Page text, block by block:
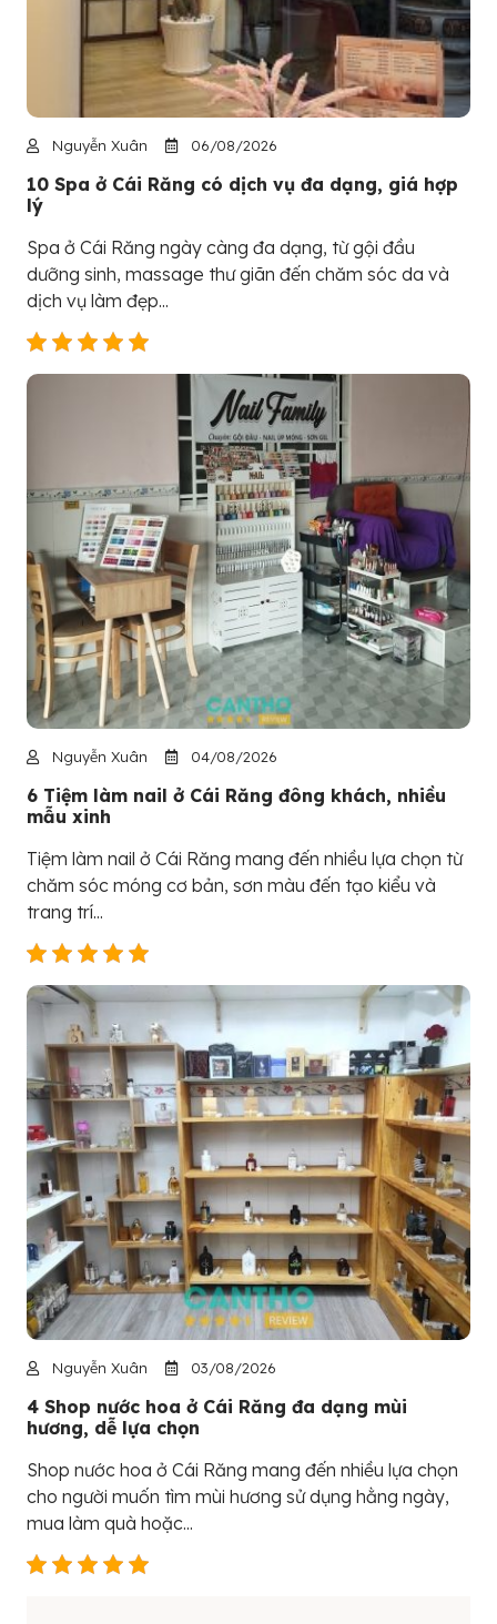
Nguyễn Xuân 06/08/2026
10 Spa ở Cái Răng có dịch vụ đa dạng, giá hợp
lý
Spa ở Cái Răng ngày càng đa dạng, từ gội đầu
dưỡng sinh, massage thư giãn đến chăm sóc da và
dịch vụ làm đẹp...
Nguyễn Xuân 04/08/2026
6 Tiệm làm nail ở Cái Răng đông khách, nhiều
mẫu xinh
Tiệm làm nail ở Cái Răng mang đến nhiều lựa chọn từ
chăm sóc móng cơ bản, sơn màu đến tạo kiểu và
trang trí...
Nguyễn Xuân 03/08/2026
4 Shop nước hoa ở Cái Răng đa dạng mùi
hương, dễ lựa chọn
Shop nước hoa ở Cái Răng mang đến nhiều lựa chọn
cho người muốn tìm mùi hương sử dụng hằng ngày,
mua làm quà hoặc...